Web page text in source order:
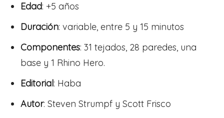
Edad: +5 años
Duración: variable, entre 5 y 15 minutos
Componentes: 31 tejados, 28 paredes, una
base y 1 Rhino Hero.
Editorial: Haba
Autor: Steven Strumpf y Scott Frisco